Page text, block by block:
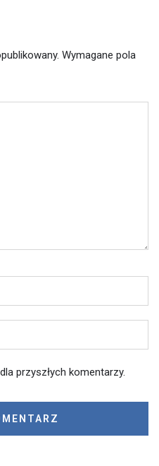
Wymagane pola
przyszłych komentarzy.